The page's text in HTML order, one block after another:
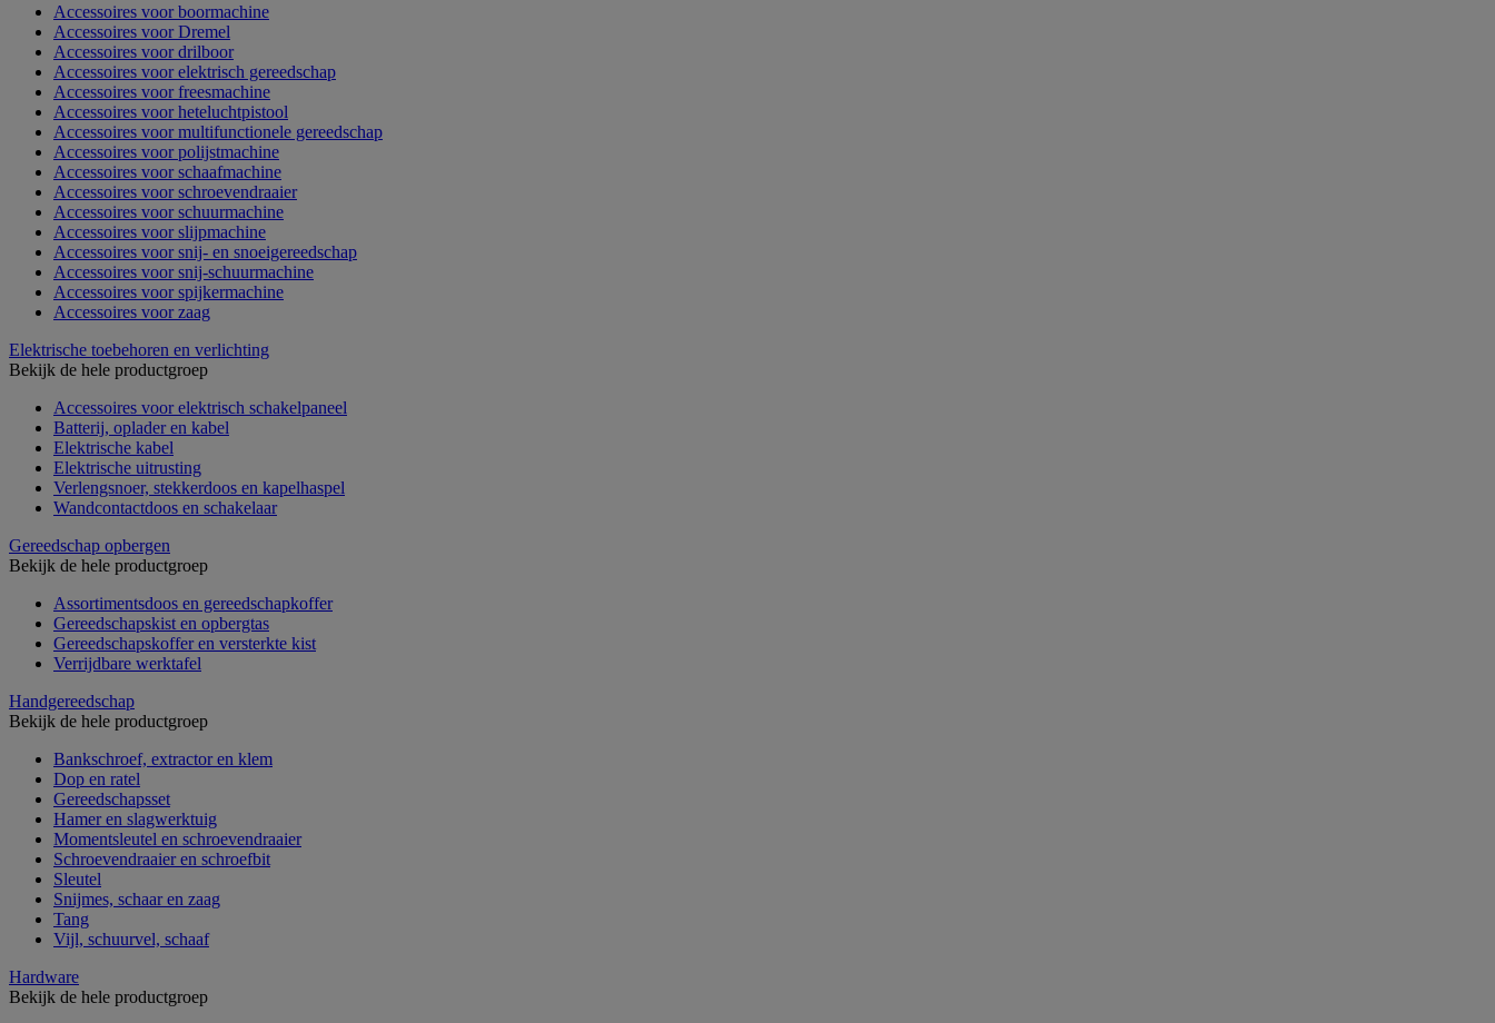
Accessoires voor boormachine
Accessoires voor Dremel
Accessoires voor drilboor
Accessoires voor elektrisch gereedschap
Accessoires voor freesmachine
Accessoires voor heteluchtpistool
Accessoires voor multifunctionele gereedschap
Accessoires voor polijstmachine
Accessoires voor schaafmachine
Accessoires voor schroevendraaier
Accessoires voor schuurmachine
Accessoires voor slijpmachine
Accessoires voor snij- en snoeigereedschap
Accessoires voor snij-schuurmachine
Accessoires voor spijkermachine
Accessoires voor zaag
Elektrische toebehoren en verlichting
Bekijk de hele productgroep
Accessoires voor elektrisch schakelpaneel
Batterij, oplader en kabel
Elektrische kabel
Elektrische uitrusting
Verlengsnoer, stekkerdoos en kapelhaspel
Wandcontactdoos en schakelaar
Gereedschap opbergen
Bekijk de hele productgroep
Assortimentsdoos en gereedschapkoffer
Gereedschapskist en opbergtas
Gereedschapskoffer en versterkte kist
Verrijdbare werktafel
Handgereedschap
Bekijk de hele productgroep
Bankschroef, extractor en klem
Dop en ratel
Gereedschapsset
Hamer en slagwerktuig
Momentsleutel en schroevendraaier
Schroevendraaier en schroefbit
Sleutel
Snijmes, schaar en zaag
Tang
Vijl, schuurvel, schaaf
Hardware
Bekijk de hele productgroep